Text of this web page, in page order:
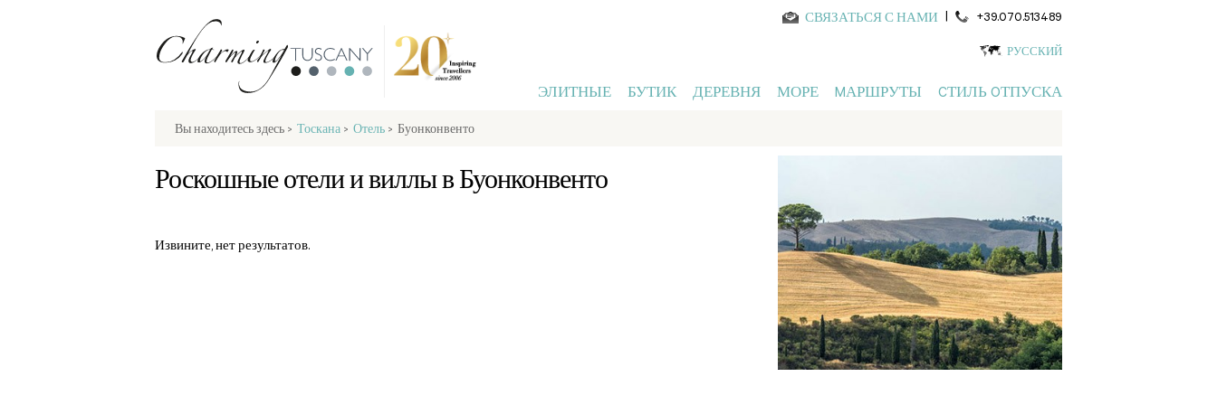
СВЯЗАТЬСЯ С НАМИ | +39.070.513489
РУССКИЙ
ЭЛИТНЫЕ БУТИК ДЕРЕВНЯ МОРЕ MАРШРУТЫ CТИЛЬ OТПУСКА
Вы находитесь здесь > Тоскана > Отель > Буонконвенто
Роскошные отели и виллы в Буонконвенто
Извините, нет результатов.